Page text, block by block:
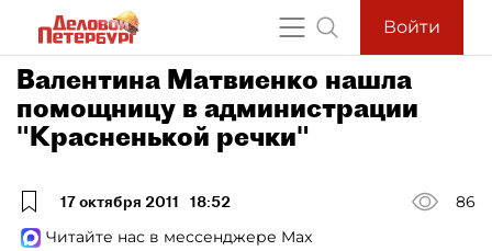
Войти
Валентина Матвиенко нашла
помощницу в администрации
"Красненькой речки"
17 октября 2011 18:52
86
Читайте нас в мессенджере Max